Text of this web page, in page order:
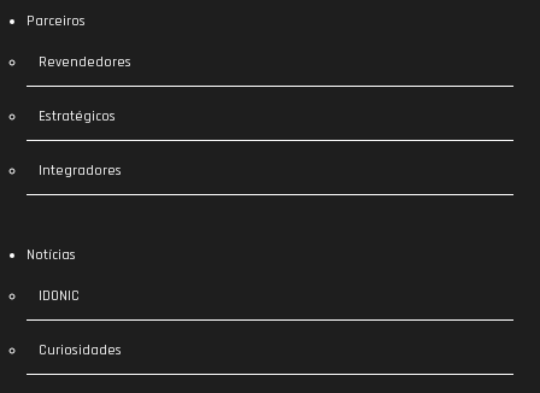
Parceiros
Revendedores
Estratégicos
Integradores
Notícias
IDONIC
Curiosidades